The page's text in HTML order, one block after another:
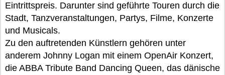
Eintrittspreis. Darunter sind geführte Touren durch die
Stadt, Tanzveranstaltungen, Partys, Filme, Konzerte
und Musicals.
Zu den auftretenden Künstlern gehören unter
anderem Johnny Logan mit einem OpenAir Konzert,
die ABBA Tribute Band Dancing Queen, das dänische